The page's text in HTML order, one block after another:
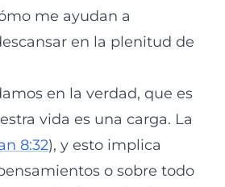
me ayudan a
en la plenitud de
en la verdad, que es
vida es una carga. La
8:32), y esto implica
o sobre todo